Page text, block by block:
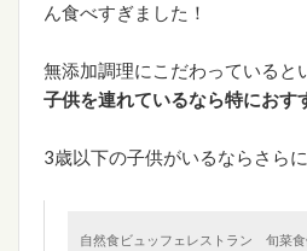
ん食べすぎました！
無添加調理にこだわっていると
子供を連れているなら特におす
3歳以下の子供がいるならさらに
自然食ビュッフェレストラン 旬菜